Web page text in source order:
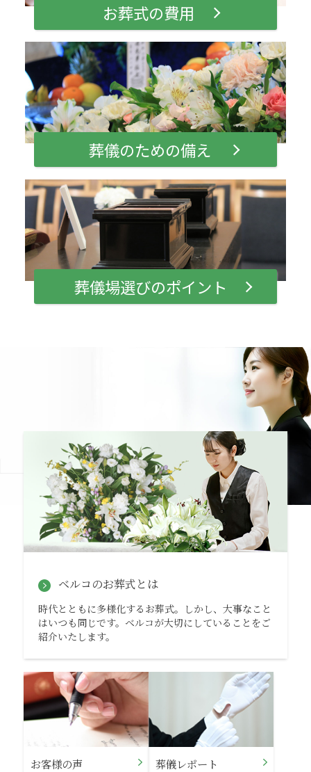
お葬式の費用
葬儀のための備え
葬儀場選びのポイント
ベルコのお葬式とは
時代とともに多様化するお葬式。しかし、大事なこと
はいつも同じです。ベルコが大切にしていることをご
紹介いたします。
お客様の声 葬儀レポート